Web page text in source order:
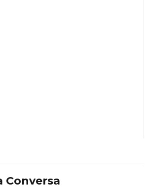
Conversa